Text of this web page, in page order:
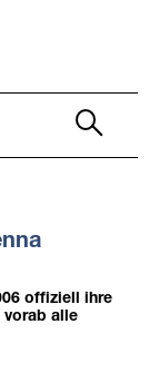
offiziell ihre
vorab alle